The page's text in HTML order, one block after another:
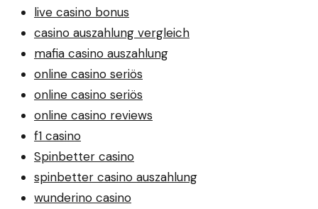
live casino bonus
casino auszahlung vergleich
mafia casino auszahlung
online casino seriös
online casino seriös
online casino reviews
f1 casino
Spinbetter casino
spinbetter casino auszahlung
wunderino casino